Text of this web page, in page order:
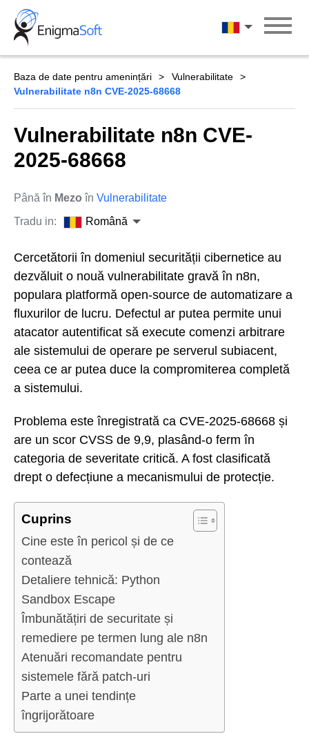
Skip
content
Română
Baza de date pentru amenințări
Vulnerabilitate
Vulnerabilitate n8n CVE-2025-68668
Vulnerabilitate n8n CVE-
2025-68668
Până în Mezo în Vulnerabilitate
Tradu in:
Română
Cercetătorii în domeniul securității cibernetice au
dezvăluit o nouă vulnerabilitate gravă în n8n,
populara platformă open-source de automatizare a
fluxurilor de lucru. Defectul ar putea permite unui
atacator autentificat să execute comenzi arbitrare
ale sistemului de operare pe serverul subiacent,
ceea ce ar putea duce la compromiterea completă
a sistemului.
Problema este înregistrată ca CVE-2025-68668 și
are un scor CVSS de 9,9, plasând-o ferm în
categoria de severitate critică. A fost clasificată
drept o defecțiune a mecanismului de protecție.
Cuprins
Cine este în pericol și de ce
contează
Detaliere tehnică: Python
Sandbox Escape
Îmbunătățiri de securitate și
remediere pe termen lung ale n8n
Atenuări recomandate pentru
sistemele fără patch-uri
Parte a unei tendințe
îngrijorătoare